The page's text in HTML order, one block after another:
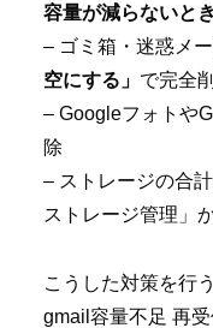
容量が減らないと
– ゴミ箱・迷惑メ
空にする」 で完全
– Googleフォトや
除
– ストレージの合
ストレージ管理」
こうした対策を行
gmail容量不足 再